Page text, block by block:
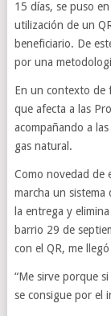
15 días, se puso
utilización de un
beneficiario. De
por una
En un contexto de
que afecta a las
acompañando a
gas natural.
Como novedad de
marcha un
la entrega y
barrio 29 de
con el QR, me
“Me sirve porque
se consigue por el